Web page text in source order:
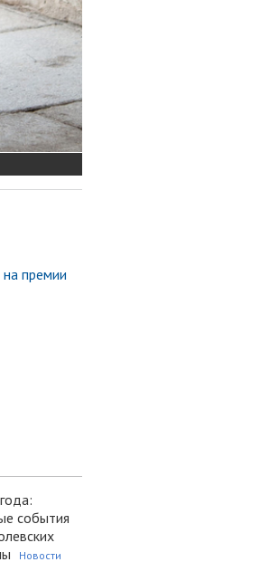
премии
события
Новости